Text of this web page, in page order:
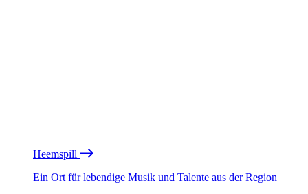
Heemspill
Ein Ort für lebendige Musik und Talente aus der Region